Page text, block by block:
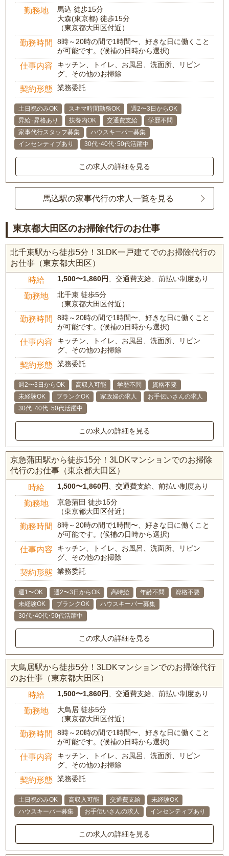
勤務地
馬込 徒歩15分
大森(東京都) 徒歩15分
（東京都大田区付近）
勤務時間
8時～20時の間で1時間〜、好きな日に働くこと
が可能です。(候補の日時から選択)
仕事内容
キッチン、トイレ、お風呂、洗面所、リビン
グ、その他のお掃除
契約形態 業務委託
土日祝のみOK スキマ時間勤務OK
週2〜3日からOK
昇給･昇格あり
扶養内OK 交通費支給
学歴不問
家事代行スタッフ募集
ハウスキーパー募集
インセンティブあり
30代･40代･50代活躍中
この求人の詳細を見る
馬込駅の家事代行の求人一覧を見る
東京都大田区のお掃除代行のお仕事
北千束駅から徒歩5分！3LDK一戸建てでのお掃除代行の
お仕事（東京都大田区）
時給 1,500〜1,860円 、交通費支給、前払い制度あり
勤務地
北千束 徒歩5分
（東京都大田区付近）
勤務時間
8時～20時の間で1時間〜、好きな日に働くこと
が可能です。(候補の日時から選択)
仕事内容
キッチン、トイレ、お風呂、洗面所、リビン
グ、その他のお掃除
契約形態 業務委託
週2〜3日からOK 高収入可能 学歴不問
資格不要
未経験OK
ブランクOK 家政婦の求人
お手伝いさんの求人
30代･40代･50代活躍中
この求人の詳細を見る
京急蒲田駅から徒歩15分！3LDKマンションでのお掃除
代行のお仕事（東京都大田区）
時給 1,500〜1,860円 、交通費支給、前払い制度あり
勤務地
京急蒲田 徒歩15分
（東京都大田区付近）
勤務時間
8時～20時の間で1時間〜、好きな日に働くこと
が可能です。(候補の日時から選択)
仕事内容
キッチン、トイレ、お風呂、洗面所、リビン
グ、その他のお掃除
契約形態 業務委託
週1〜OK 週2〜3日からOK 高時給 年齢不問
資格不要
未経験OK
ブランクOK
ハウスキーパー募集
30代･40代･50代活躍中
この求人の詳細を見る
大鳥居駅から徒歩5分！3LDKマンションでのお掃除代行
のお仕事（東京都大田区）
時給 1,500〜1,860円 、交通費支給、前払い制度あり
勤務地
大鳥居 徒歩5分
（東京都大田区付近）
勤務時間
8時～20時の間で1時間〜、好きな日に働くこと
が可能です。(候補の日時から選択)
仕事内容
キッチン、トイレ、お風呂、洗面所、リビン
グ、その他のお掃除
契約形態 業務委託
土日祝のみOK 高収入可能 交通費支給
未経験OK
ハウスキーパー募集
お手伝いさんの求人 インセンティブあり
この求人の詳細を見る